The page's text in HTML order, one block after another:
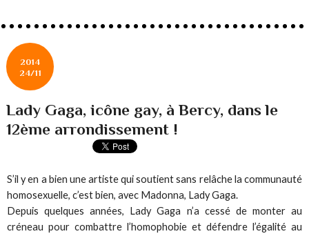
2014
24/11
Lady Gaga, icône gay, à Bercy, dans le
12ème arrondissement !
S’il y en a bien une artiste qui soutient sans relâche la communauté
homosexuelle, c’est bien, avec Madonna, Lady Gaga.
Depuis quelques années, Lady Gaga n’a cessé de monter au
créneau pour combattre l’homophobie et défendre l’égalité au